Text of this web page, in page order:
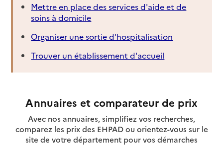
Mettre en place des services d'aide et de
soins à domicile
Organiser une sortie d'hospitalisation
Trouver un établissement d'accueil
Annuaires et comparateur de prix
Avec nos annuaires, simplifiez vos recherches,
comparez les prix des EHPAD ou orientez-vous sur le
site de votre département pour vos démarches